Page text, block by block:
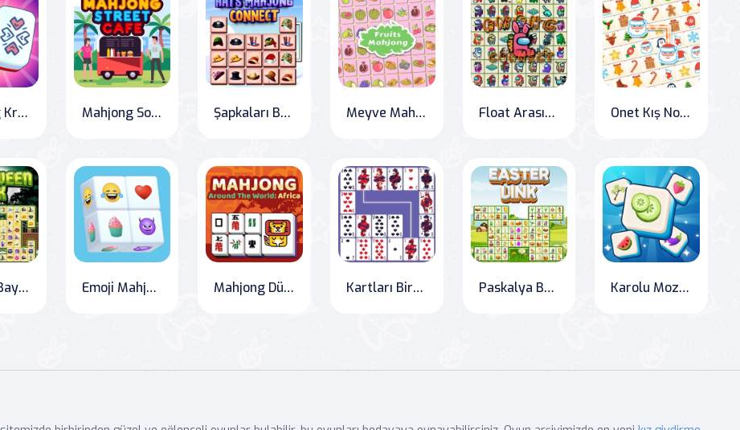
Mahjong Kraliyet Mahjong Sokak Kafe Şapkaları Bağlama Mahjong Meyve Mahjong Float Arasında Bağlantı Kur Onet Kış Noel Mahjong
Cadılar Bayramı Eşleştirme Emoji Mahjong Mahjong Dünya Turu Afrika Kartları Birleştir Paskalya Bağlantısı Karolu Mozaik